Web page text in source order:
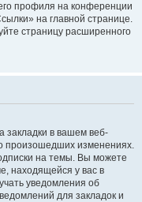
профиля на конференции
на главной странице.
страницу расширенного
закладки в вашем веб-
произошедших изменениях.
на темы. Вы можете
находящейся у вас в
уведомления об
для закладок и